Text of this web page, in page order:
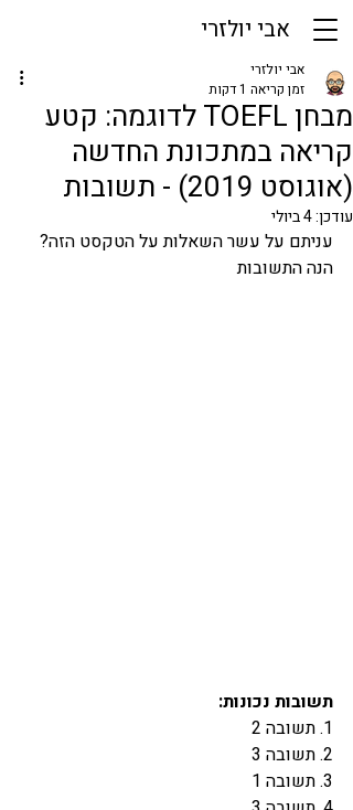
אבי יולזרי
מבחן TOEFL לדוגמה: קטע
קריאה במתכונת החדשה
(אוגוסט 2019) - תשובות
אבי יולזרי
זמן קריאה 1 דקות
עודכן:4 ביולי
עניתם על עשר השאלות על הטקסט הזה?
הנה התשובות
תשובות נכונות:
1. תשובה 2
2. תשובה 3
3. תשובה 1